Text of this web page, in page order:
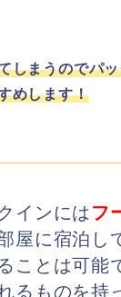
しまうのでパ
めします！
インにはフ
屋に宿泊し
ことは可能
るものを持